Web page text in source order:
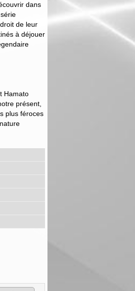
dans
de leur
à déjouer
Hamato
présent,
plus féroces